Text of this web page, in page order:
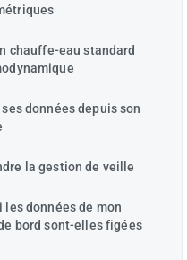
chauffe-eau standard
données depuis son
la gestion de veille
les données de mon
bord sont-elles figées